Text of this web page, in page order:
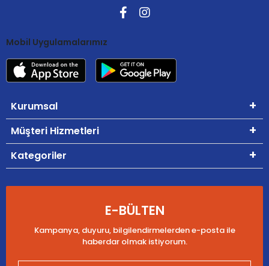
Mobil Uygulamalarımız
Kurumsal
Müşteri Hizmetleri
Kategoriler
E-BÜLTEN
Kampanya, duyuru, bilgilendirmelerden e-posta ile
haberdar olmak istiyorum.